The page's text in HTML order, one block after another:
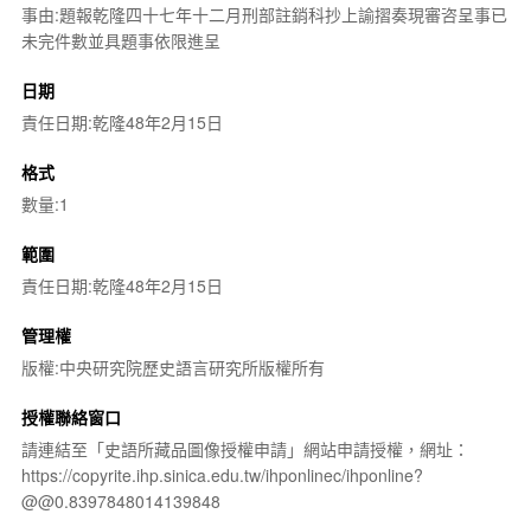
事由:題報乾隆四十七年十二月刑部註銷科抄上諭摺奏現審咨呈事已
未完件數並具題事依限進呈
日期
責任日期:乾隆48年2月15日
格式
數量:1
範圍
責任日期:乾隆48年2月15日
管理權
版權:中央研究院歷史語言研究所版權所有
授權聯絡窗口
請連結至「史語所藏品圖像授權申請」網站申請授權，網址：
https://copyrite.ihp.sinica.edu.tw/ihponlinec/ihponline?
@@0.8397848014139848